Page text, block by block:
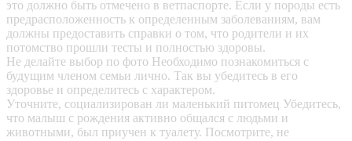
это должно быть отмечено в ветпаспорте. Если у породы есть
предрасположенность к определенным заболеваниям, вам
должны предоставить справки о том, что родители и их
потомство прошли тесты и полностью здоровы.
Не делайте выбор по фото Необходимо познакомиться с
будущим членом семьи лично. Так вы убедитесь в его
здоровье и определитесь с характером.
Уточните, социализирован ли маленький питомец Убедитесь,
что малыш с рождения активно общался с людьми и
животными, был приучен к туалету. Посмотрите, не